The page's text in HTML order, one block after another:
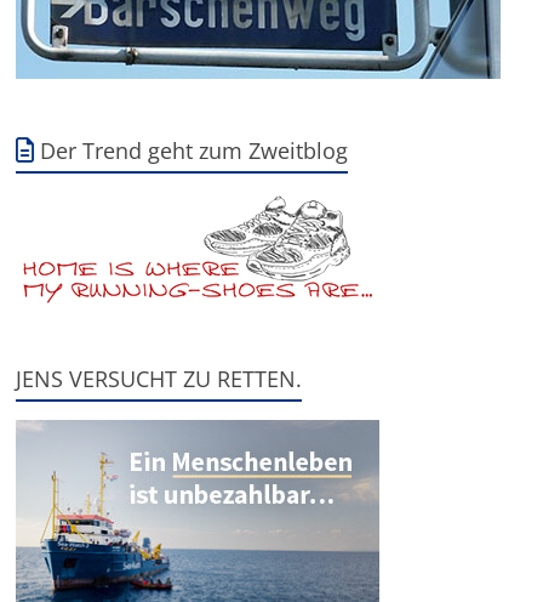
Der Trend geht zum Zweitblog
JENS VERSUCHT ZU RETTEN.